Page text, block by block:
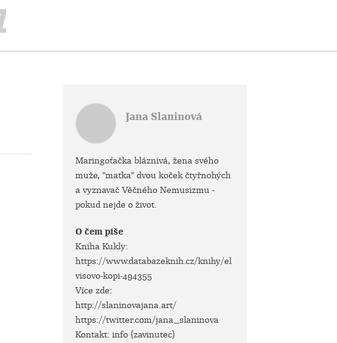
Jana Slaninová
Maringoťačka bláznivá, žena svého
muže, "matka" dvou koček čtyřnohých
a vyznavač Věčného Nemusizmu -
pokud nejde o život.
O čem píše
Kniha Kukly:
https://www.databazeknih.cz/knihy/el
visovo-kopi-494355
Více zde:
http://slaninovajana.art/
https://twitter.com/jana_slaninova
Kontakt: info (zavinutec)